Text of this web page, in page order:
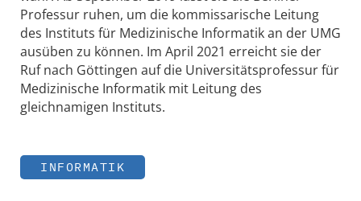
Professur ruhen, um die kommissarische Leitung
des Instituts für Medizinische Informatik an der UMG
ausüben zu können. Im April 2021 erreicht sie der
Ruf nach Göttingen auf die Universitätsprofessur für
Medizinische Informatik mit Leitung des
gleichnamigen Instituts.
INFORMATIK